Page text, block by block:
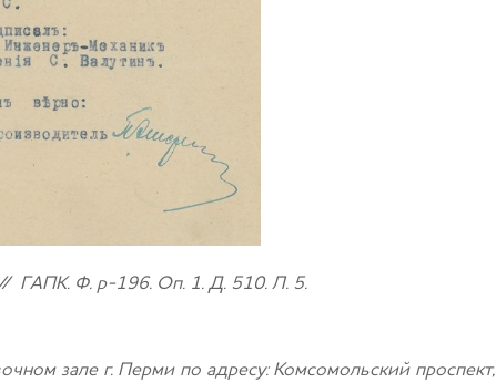
ГАПК. Ф. р-196. Оп. 1. Д. 510. Л. 5.
зале г. Перми по адресу: Комсомольский проспект,